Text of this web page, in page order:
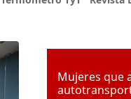
Mujeres que